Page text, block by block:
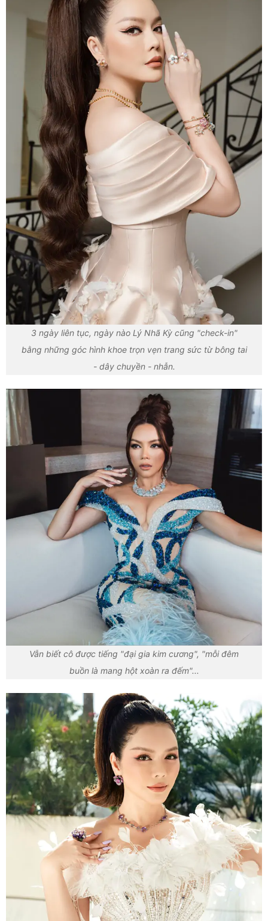
3 ngày liên tục, ngày nào Lý Nhã Kỳ cũng "check-in"
bằng những góc hình khoe trọn vẹn trang sức từ bông tai
- dây chuyền - nhẫn.
Vẫn biết cô được tiếng "đại gia kim cương", "mỗi đêm
buồn là mang hột xoàn ra đếm"...